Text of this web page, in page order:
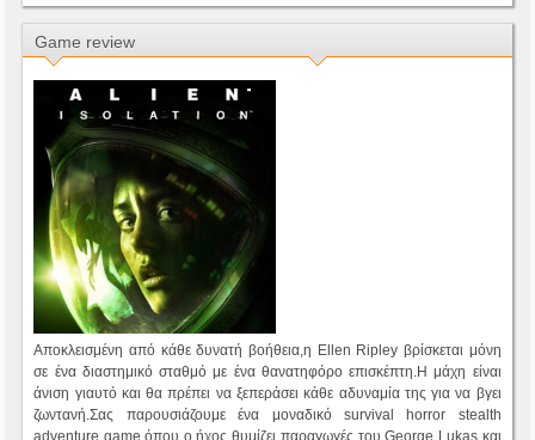
Game review
Αποκλεισμένη από κάθε δυνατή βοήθεια,η Ellen Ripley βρίσκεται μόνη
σε ένα διαστημικό σταθμό με ένα θανατηφόρο επισκέπτη.Η μάχη είναι
άνιση γιαυτό και θα πρέπει να ξεπεράσει κάθε αδυναμία της για να βγει
ζωντανή.Σας παρουσιάζουμε ένα μοναδικό survival horror stealth
adventure game,όπου ο ήχος θυμίζει παραγωγές του George Lukas και